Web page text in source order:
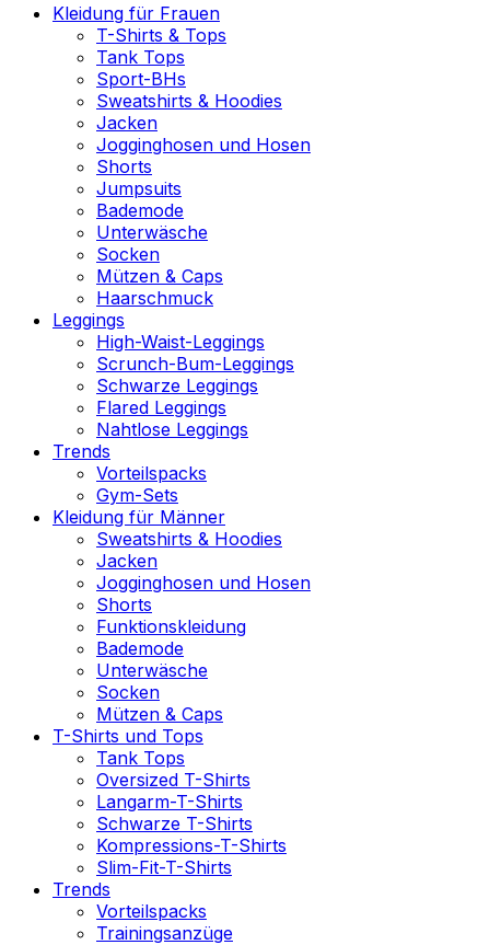
Kleidung für Frauen
T-Shirts & Tops
Tank Tops
Sport-BHs
Sweatshirts & Hoodies
Jacken
Jogginghosen und Hosen
Shorts
Jumpsuits
Bademode
Unterwäsche
Socken
Mützen & Caps
Haarschmuck
Leggings
High-Waist-Leggings
Scrunch-Bum-Leggings
Schwarze Leggings
Flared Leggings
Nahtlose Leggings
Trends
Vorteilspacks
Gym-Sets
Kleidung für Männer
Sweatshirts & Hoodies
Jacken
Jogginghosen und Hosen
Shorts
Funktionskleidung
Bademode
Unterwäsche
Socken
Mützen & Caps
T-Shirts und Tops
Tank Tops
Oversized T-Shirts
Langarm-T-Shirts
Schwarze T-Shirts
Kompressions-T-Shirts
Slim-Fit-T-Shirts
Trends
Vorteilspacks
Trainingsanzüge